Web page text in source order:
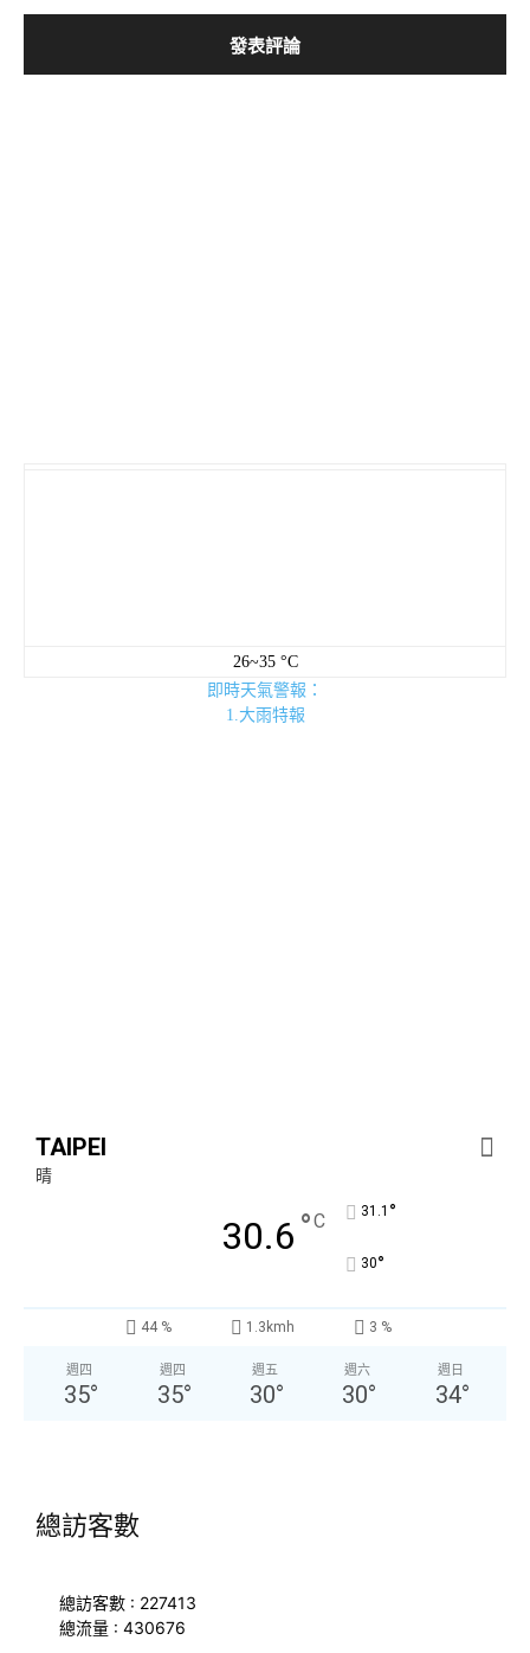
26~35 °C
即時天氣警報：
1.大雨特報
TAIPEI
晴
30.6 °C 31.1 °
30°
44 % 1.3kmh 3 %
週四
35°
週四
35°
週五
30°
週六
30°
週日
34°
總訪客數
總訪客數 : 227413
總流量 : 430676